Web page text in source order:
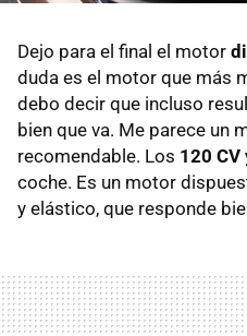
Dejo para el final el motor
duda es el motor que más
debo decir que incluso
bien que va. Me parece un
recomendable. Los 120 CV
coche. Es un motor
y elástico, que responde